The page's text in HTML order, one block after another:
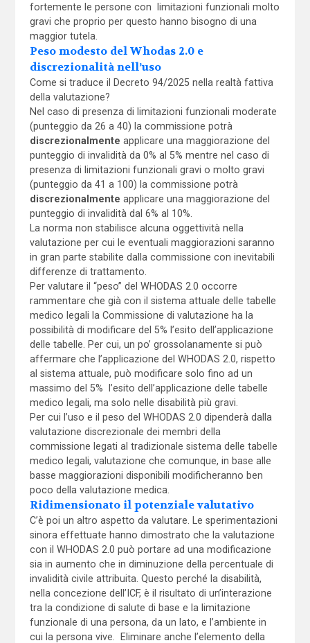
fortemente le persone con limitazioni funzionali molto
gravi che proprio per questo hanno bisogno di una
maggior tutela.
Peso modesto del Whodas 2.0 e
discrezionalità nell’uso
Come si traduce il Decreto 94/2025 nella realtà fattiva
della valutazione?
Nel caso di presenza di limitazioni funzionali moderate
(punteggio da 26 a 40) la commissione potrà
discrezionalmente applicare una maggiorazione del
punteggio di invalidità da 0% al 5% mentre nel caso di
presenza di limitazioni funzionali gravi o molto gravi
(punteggio da 41 a 100) la commissione potrà
discrezionalmente applicare una maggiorazione del
punteggio di invalidità dal 6% al 10%.
La norma non stabilisce alcuna oggettività nella
valutazione per cui le eventuali maggiorazioni saranno
in gran parte stabilite dalla commissione con inevitabili
differenze di trattamento.
Per valutare il “peso” del WHODAS 2.0 occorre
rammentare che già con il sistema attuale delle tabelle
medico legali la Commissione di valutazione ha la
possibilità di modificare del 5% l’esito dell’applicazione
delle tabelle. Per cui, un po’ grossolanamente si può
affermare che l’applicazione del WHODAS 2.0, rispetto
al sistema attuale, può modificare solo fino ad un
massimo del 5% l’esito dell’applicazione delle tabelle
medico legali, ma solo nelle disabilità più gravi.
Per cui l’uso e il peso del WHODAS 2.0 dipenderà dalla
valutazione discrezionale dei membri della
commissione legati al tradizionale sistema delle tabelle
medico legali, valutazione che comunque, in base alle
basse maggiorazioni disponibili modificheranno ben
poco della valutazione medica.
Ridimensionato il potenziale valutativo
C’è poi un altro aspetto da valutare. Le sperimentazioni
sinora effettuate hanno dimostrato che la valutazione
con il WHODAS 2.0 può portare ad una modificazione
sia in aumento che in diminuzione della percentuale di
invalidità civile attribuita. Questo perché la disabilità,
nella concezione dell’ICF, è il risultato di un’interazione
tra la condizione di salute di base e la limitazione
funzionale di una persona, da un lato, e l’ambiente in
cui la persona vive. Eliminare anche l’elemento della